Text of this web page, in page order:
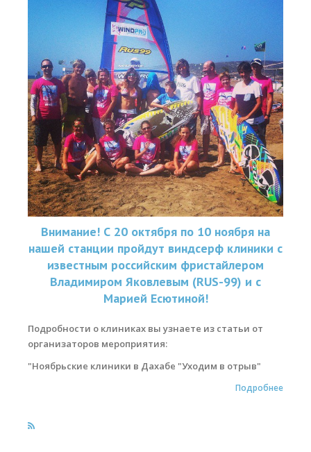
ВиндСерфКидс
Новости
Медиа
Медиа архив
Фотки
Видео
Места катания
Наши Станции
Ветратория.Вьетнам
Ветратория Россия
Ветратория.Египет
Цены
Обучение виндсерфингу
Прокат оборудования
Внимание! С 20 октября по 10 ноября на
нашей станции пройдут виндсерф клиники с
известным российским фристайлером
Владимиром Яковлевым (RUS-99) и с
Марией Есютиной!
Подробности о клиниках вы узнаете из статьи от
организаторов мероприятия:
"Ноябрьские клиники в Дахабе "Уходим в отрыв"
Подробнее